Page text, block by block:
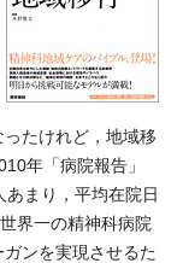
たけれど，地域移
年「病院報告」
まり，平均在院日
界一の精神科病院
ンを実現させるた